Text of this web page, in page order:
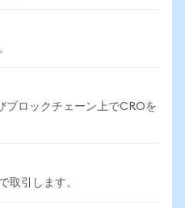
ブロックチェーン上でCROを
取引します。